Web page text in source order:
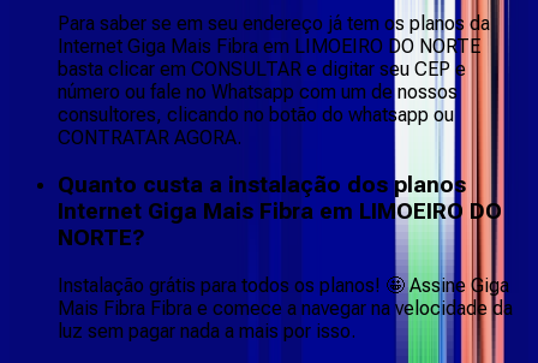
Para saber se em seu endereço já tem os planos da
Internet Giga Mais Fibra em LIMOEIRO DO NORTE
basta clicar em CONSULTAR e digitar seu CEP e
número ou fale no Whatsapp com um de nossos
consultores, clicando no botão do whatsapp ou
CONTRATAR AGORA.
Quanto custa a instalação dos planos
Internet Giga Mais Fibra em LIMOEIRO DO
NORTE?
Instalação grátis para todos os planos! 🤩 Assine Giga
Mais Fibra Fibra e comece a navegar na velocidade da
luz sem pagar nada a mais por isso.